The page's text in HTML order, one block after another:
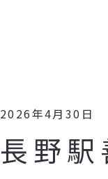
2026年4月30日
長野